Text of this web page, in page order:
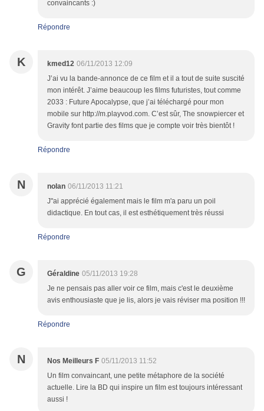
convaincants :)
Répondre
K kmed12 06/11/2013 12:09
J’ai vu la bande-annonce de ce film et il a tout de suite suscité
mon intérêt. J’aime beaucoup les films futuristes, tout comme
2033 : Future Apocalypse, que j’ai téléchargé pour mon
mobile sur http://m.playvod.com. C’est sûr, The snowpiercer et
Gravity font partie des films que je compte voir très bientôt !
Répondre
N nolan 06/11/2013 11:21
J"ai apprécié également mais le film m'a paru un poil
didactique. En tout cas, il est esthétiquement très réussi
Répondre
G Géraldine 05/11/2013 19:28
Je ne pensais pas aller voir ce film, mais c'est le deuxième
avis enthousiaste que je lis, alors je vais réviser ma position !!!
Répondre
N Nos Meilleurs F 05/11/2013 11:52
Un film convaincant, une petite métaphore de la société
actuelle. Lire la BD qui inspire un film est toujours intéressant
aussi !